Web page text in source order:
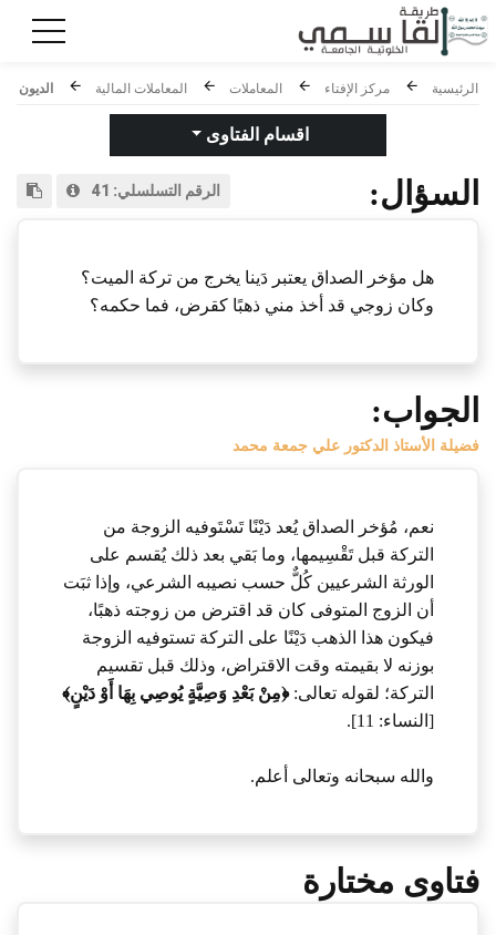
الرئيسية مركز الإفتاء المعاملات المعاملات المالية الديون
اقسام الفتاوى
السؤال: الرقم التسلسلي: 41
هل مؤخر الصداق يعتبر دَينا يخرج من تركة الميت؟
وكان زوجي قد أخذ مني ذهبًا كقرض، فما حكمه؟
الجواب:
فضيلة الأستاذ الدكتور علي جمعة محمد
نعم، مُؤخر الصداق يُعد دَيْنًا تَسْتَوفيه الزوجة من
التركة قبل تَقْسِيمها، وما بَقي بعد ذلك يُقسم على
الورثة الشرعيين كُلٌّ حسب نصيبه الشرعي، وإذا ثبَت
أن الزوج المتوفى كان قد اقترض من زوجته ذهبًا،
فيكون هذا الذهب دَيْنًا على التركة تستوفيه الزوجة
بوزنه لا بقيمته وقت الاقتراض، وذلك قبل تقسيم
التركة؛ لقوله تعالى:﴿مِنْ بَعْدِ وَصِيَّةٍ يُوصِي بِهَا أَوْ دَيْنٍ﴾
[النساء: 11].
والله سبحانه وتعالى أعلم.
فتاوى مختارة